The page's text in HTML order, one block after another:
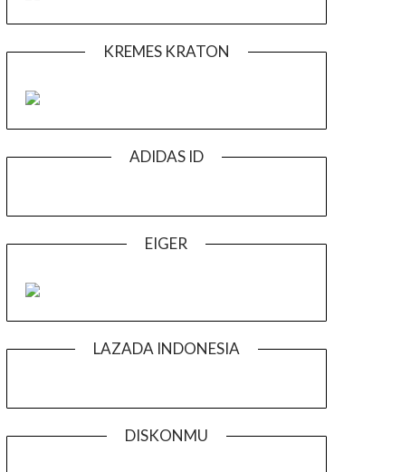
KREMES KRATON
ADIDAS ID
EIGER
LAZADA INDONESIA
DISKONMU